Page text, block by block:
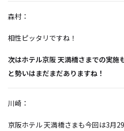
森村：
相性ピッタリですね！
次はホテル京阪 天満橋さまでの実施
と勢いはまだまだありますね！
川崎：
京阪ホテル 天満橋さまも今回は3月